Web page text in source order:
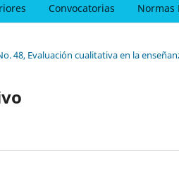
Convocatorias Normas
48, Evaluación cualitativa en la